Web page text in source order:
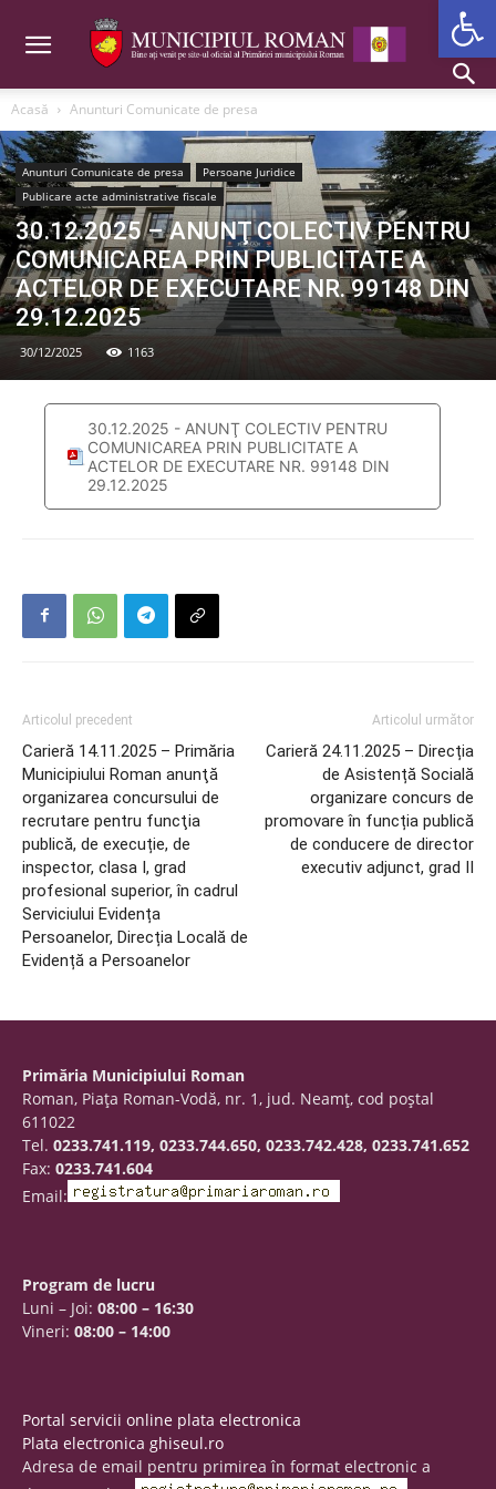
Acasă Anunturi Comunicate de presa
Anunturi Comunicate de presa
Persoane Juridice
Publicare acte administrative fiscale
30.12.2025 – ANUNŢ COLECTIV PENTRU
COMUNICAREA PRIN PUBLICITATE A
ACTELOR DE EXECUTARE NR. 99148 DIN
29.12.2025
30/12/2025 1163
30.12.2025 - ANUNŢ COLECTIV PENTRU
COMUNICAREA PRIN PUBLICITATE A
ACTELOR DE EXECUTARE NR. 99148 DIN
29.12.2025
Articolul precedent
Carieră 14.11.2025 – Primăria
Municipiului Roman anunţă
organizarea concursului de
recrutare pentru funcţia
publică, de execuție, de
inspector, clasa I, grad
profesional superior, în cadrul
Serviciului Evidența
Persoanelor, Direcția Locală de
Evidență a Persoanelor
Articolul următor
Carieră 24.11.2025 – Direcția
de Asistență Socială
organizare concurs de
promovare în funcția publică
de conducere de director
executiv adjunct, grad II
Primăria Municipiului Roman
Roman, Piaţa Roman-Vodă, nr. 1, jud. Neamţ, cod poştal
611022
Tel. 0233.741.119, 0233.744.650, 0233.742.428, 0233.741.652
Fax: 0233.741.604
Email:
Program de lucru
Luni – Joi: 08:00 – 16:30
Vineri: 08:00 – 14:00
Portal servicii online plata electronica
Plata electronica ghiseul.ro
Adresa de email pentru primirea în format electronic a